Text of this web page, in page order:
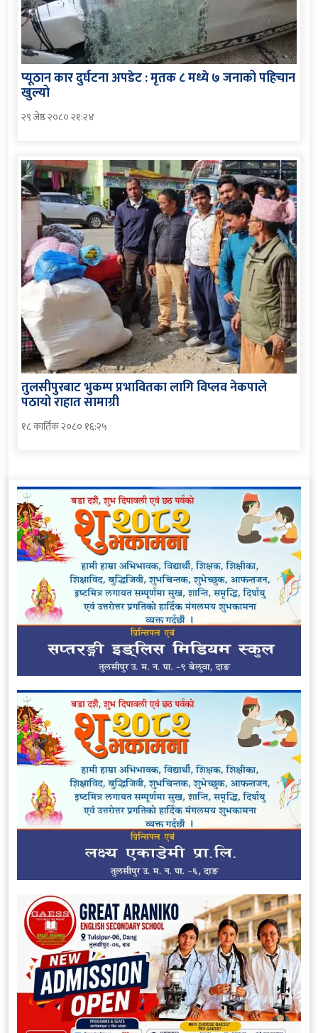
प्यूठान कार दुर्घटना अपडेट : मृतक ८ मध्ये ७ जनाको पहिचान
खुल्यो
२९ जेष्ठ २०८० २१:२४
तुलसीपुरबाट भुकम्प प्रभावितका लागि विप्लव नेकपाले
पठायो राहात सामाग्री
१८ कार्तिक २०८० १६:२५